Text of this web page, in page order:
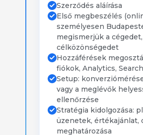
Szerződés aláírása
Első megbeszélés
személyesen
megismerjük a
célközönségedet
Hozzáférések
fiókok, Analytics,
Setup:
vagy a meglévők
ellenőrzése
Stratégia kidolgozása:
üzenetek, értékajánlat,
meghatározása